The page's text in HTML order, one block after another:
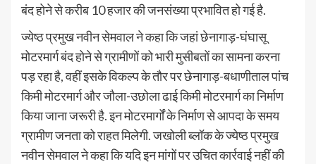
बंद होने से करीब 10 हजार की जनसंख्या प्रभावित हो गई है.
ज्येष्ठ प्रमुख नवीन सेमवाल ने कहा कि जहां छेनागाड़-घंघासू
मोटरमार्ग बंद होने से ग्रामीणों को भारी मुसीबतों का सामना करना
पड़ रहा है, वहीं इसके विकल्प के तौर पर छेनागाड़-बधाणीताल पांच
किमी मोटरमार्ग और जौला-उछोला ढाई किमी मोटरमार्ग का निर्माण
किया जाना जरूरी है. इन मोटरमार्गों के निर्माण से आपदा के समय
ग्रामीण जनता को राहत मिलेगी. जखोली ब्लॉक के ज्येष्ठ प्रमुख
नवीन सेमवाल ने कहा कि यदि इन मांगों पर उचित कार्रवाई नहीं की